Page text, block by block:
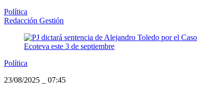
Política
Redacción Gestión
Política
23/08/2025
07:45